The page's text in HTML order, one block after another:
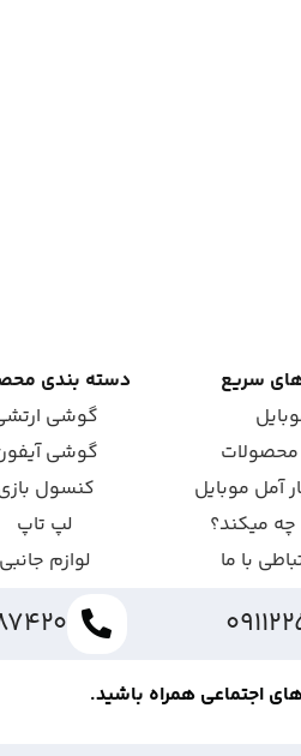
سریع
محصولات
آمل موبایل
چه میکند؟
با ما
دسته بندی
گوشی
گوشی
کنسول
لپ تاپ
لوازم جانبی
اجتماعی همراه باشید.